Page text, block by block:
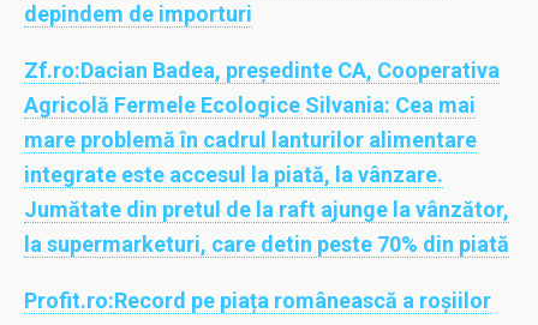
depindem de importuri
Zf.ro:Dacian Badea, preşedinte CA, Cooperativa
Agricolă Fermele Ecologice Silvania: Cea mai
mare problemă în cadrul lanturilor alimentare
integrate este accesul la piată, la vânzare.
Jumătate din pretul de la raft ajunge la vânzător,
la supermarketuri, care detin peste 70% din piată
Profit.ro:Record pe piața românească a roșiilor